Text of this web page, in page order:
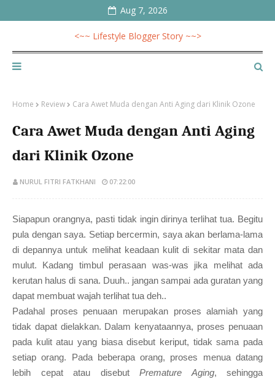
Aug 7, 2026
<~~ Lifestyle Blogger Story ~~>
Home Review Cara Awet Muda dengan Anti Aging dari Klinik Ozone
Cara Awet Muda dengan Anti Aging
dari Klinik Ozone
NURUL FITRI FATKHANI 07:22:00
Siapapun orangnya, pasti tidak ingin dirinya terlihat tua. Begitu
pula dengan saya. Setiap bercermin, saya akan berlama-lama
di depannya untuk melihat keadaan kulit di sekitar mata dan
mulut. Kadang timbul perasaan was-was jika melihat ada
kerutan halus di sana. Duuh.. jangan sampai ada guratan yang
dapat membuat wajah terlihat tua deh..
Padahal proses penuaan merupakan proses alamiah yang
tidak dapat dielakkan. Dalam kenyataannya, proses penuaan
pada kulit atau yang biasa disebut keriput, tidak sama pada
setiap orang. Pada beberapa orang, proses menua datang
lebih cepat atau disebut Premature Aging, sehingga